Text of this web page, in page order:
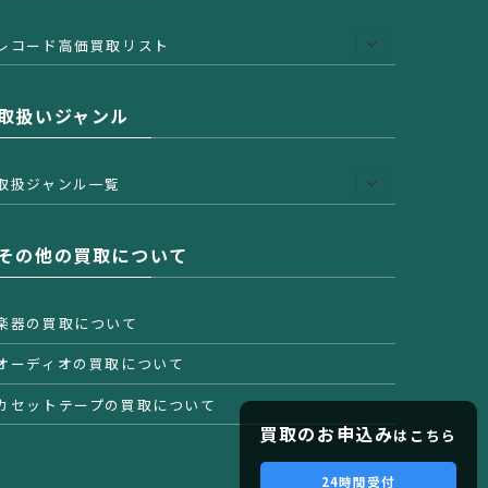
買取のお申込みはこちら
24時間受付
コード高価買取リスト
扱いジャンル
扱ジャンル一覧
の他の買取について
器の買取について
ーディオの買取について
セットテープの買取について